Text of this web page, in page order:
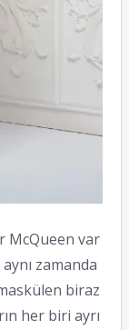
McQueen var
zamanda
biraz
her biri ayrı